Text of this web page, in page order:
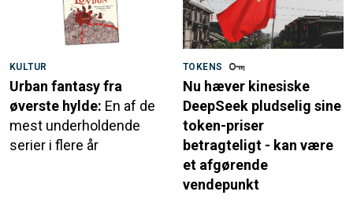
KULTUR
Urban fantasy fra
øverste hylde: En af de
mest underholdende
serier i flere år
TOKENS
Nu hæver kinesiske
DeepSeek pludselig sine
token-priser
betragteligt - kan være
et afgørende
vendepunkt